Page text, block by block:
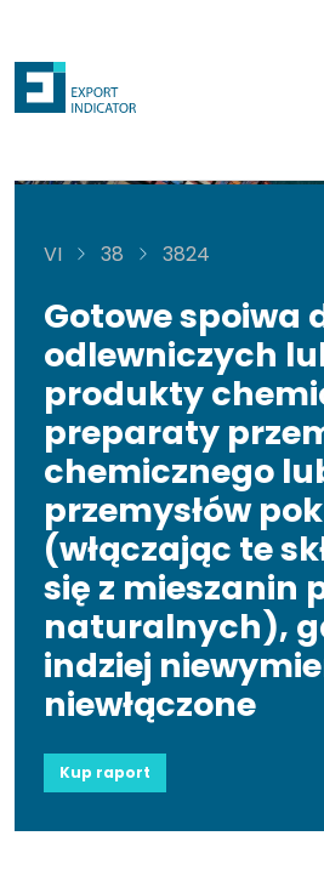
VI 38 3824
Gotowe spoiwa
odlewniczych
produkty
preparaty
chemicznego
przemysłów
(włączając te
się z mieszanin
naturalnych),
indziej
niewłączone
Kup raport